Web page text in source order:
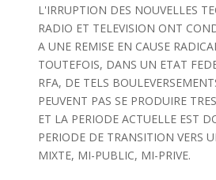
L'IRRUPTION DES NOUVELLES
RADIO ET TELEVISION ONT
A UNE REMISE EN CAUSE
TOUTEFOIS, DANS UN ETAT
RFA, DE TELS
PEUVENT PAS SE PRODUIRE
ET LA PERIODE ACTUELLE EST
PERIODE DE TRANSITION VERS
MIXTE, MI-PUBLIC, MI-PRIVE.